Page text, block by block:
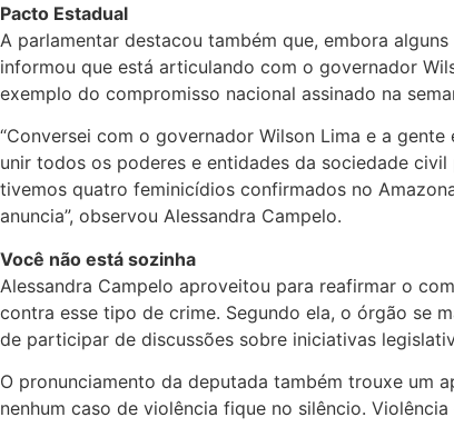
Pacto Estadual
A parlamentar destacou também que, embora
informou que está articulando com o governador
exemplo do compromisso nacional assinado na
“Conversei com o governador Wilson Lima e a
unir todos os poderes e entidades da sociedade
tivemos quatro feminicídios confirmados no
anuncia”, observou Alessandra Campelo.
Você não está sozinha
Alessandra Campelo aproveitou para reafirmar o
contra esse tipo de crime. Segundo ela, o órgão se
de participar de discussões sobre iniciativas
O pronunciamento da deputada também trouxe um
nenhum caso de violência fique no silêncio.